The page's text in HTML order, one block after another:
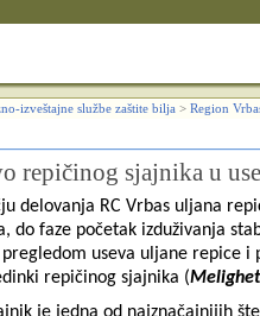
izveštajne službe zaštite bilja > Region
repičinog sjajnika u
delovanja RC Vrbas uljana
do faze početak izduživanja
useva uljane repice
repičinog sjajnika (